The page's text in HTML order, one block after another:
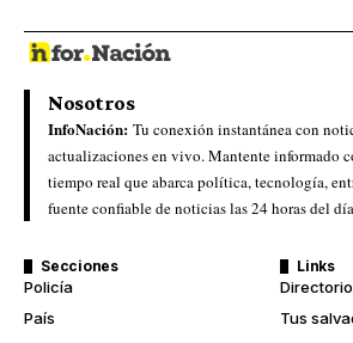
Nosotros
InfoNación: Tu conexión instantánea con
actualizaciones en vivo. Mantente informado
tiempo real que abarca política, tecnología,
fuente confiable de noticias las 24 horas del
Secciones
Policía
País
Links
Directorio
Tus